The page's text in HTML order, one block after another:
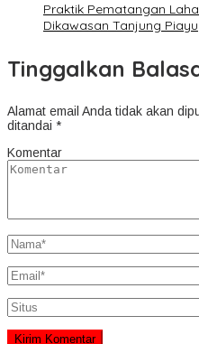
Praktik Pematangan
Dikawasan Tanjung Piayu
Tinggalkan
Alamat email Anda tidak akan
ditandai *
Komentar